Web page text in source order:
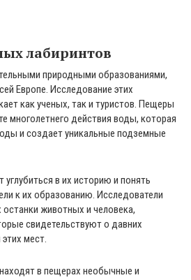
лабиринтов
природными образованиями,
Европе. Исследование этих
как ученых, так и туристов. Пещеры
многолетнего действия воды, которая
и создает уникальные подземные
в их историю и понять
к их образованию. Исследователи
животных и человека,
свидетельствуют о давних
мест.
в пещерах необычные и